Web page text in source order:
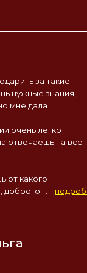
за такие
нужные знания,
мне дала.
очень легко
отвечаешь на все
от какого
. . .